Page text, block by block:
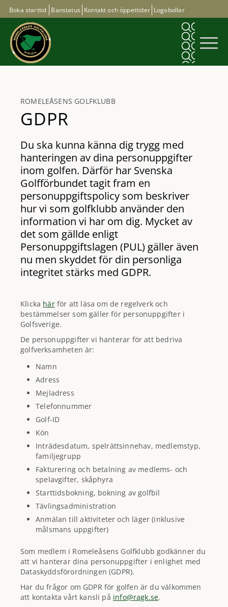
Boka starttid Banstatus Kontakt och öppettider Logobollar
ROMELEÅSENS GOLFKLUBB
GDPR
Du ska kunna känna dig trygg med
hanteringen av dina personuppgifter
inom golfen. Därför har Svenska
Golfförbundet tagit fram en
personuppgiftspolicy som beskriver
hur vi som golfklubb använder den
information vi har om dig. Mycket av
det som gällde enligt
Personuppgiftslagen (PUL) gäller även
nu men skyddet för din personliga
integritet stärks med GDPR.
Klicka härför att läsa om de regelverk och
bestämmelser som gäller för personuppgifter i
Golfsverige.
De personuppgifter vi hanterar för att bedriva
golfverksamheten är:
Namn
Adress
Mejladress
Telefonnummer
Golf-ID
Kön
Inträdesdatum, spelrättsinnehav, medlemstyp,
familjegrupp
Fakturering och betalning av medlems- och
spelavgifter, skåphyra
Starttidsbokning, bokning av golfbil
Tävlingsadministration
Anmälan till aktiviteter och läger (inklusive
målsmans uppgifter)
Som medlem i Romeleåsens Golfklubb godkänner du
att vi hanterar dina personuppgifter i enlighet med
Dataskyddsförordningen (GDPR).
Har du frågor om GDPR för golfen är du välkommen
att kontakta vårt kansli på info@ragk.se.